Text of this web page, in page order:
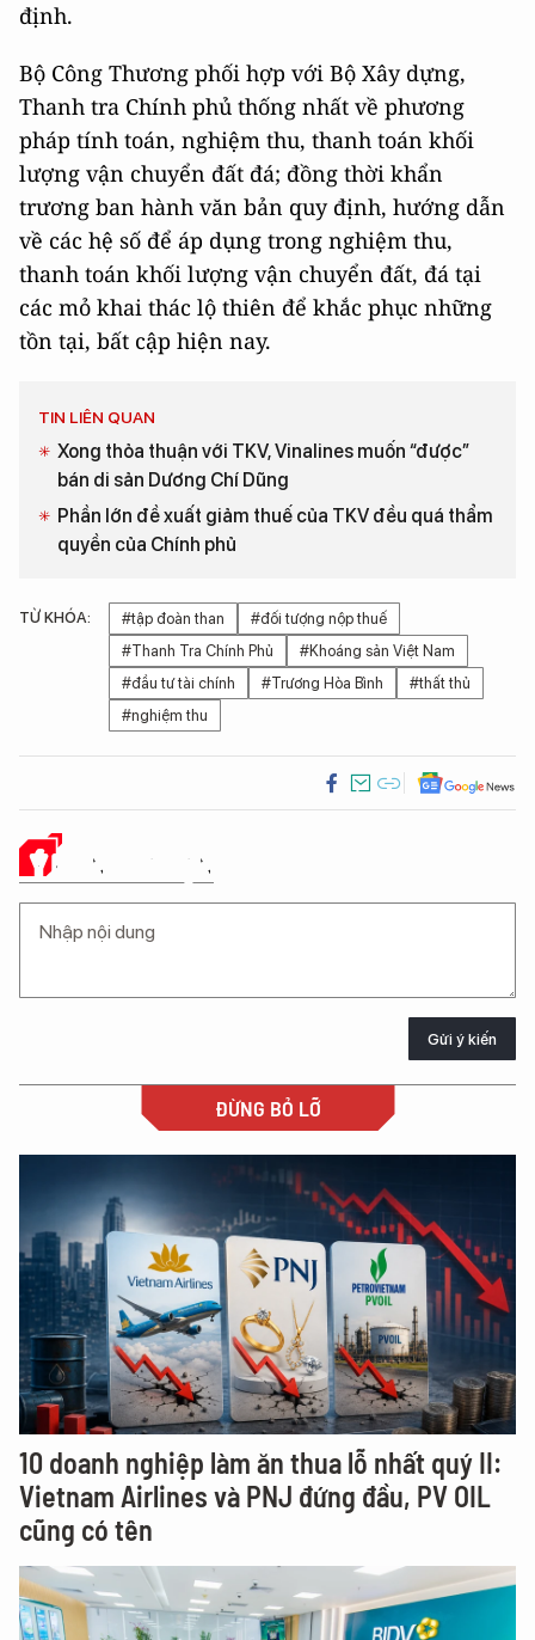
định.
Bộ Công Thương phối hợp với Bộ Xây dựng,
Thanh tra Chính phủ thống nhất về phương
pháp tính toán, nghiệm thu, thanh toán khối
lượng vận chuyển đất đá; đồng thời khẩn
trương ban hành văn bản quy định, hướng dẫn
về các hệ số để áp dụng trong nghiệm thu,
thanh toán khối lượng vận chuyển đất, đá tại
các mỏ khai thác lộ thiên để khắc phục những
tồn tại, bất cập hiện nay.
TIN LIÊN QUAN
Xong thỏa thuận với TKV, Vinalines muốn “được”
bán di sản Dương Chí Dũng
Phần lớn đề xuất giảm thuế của TKV đều quá thẩm
quyền của Chính phủ
TỪ KHÓA: #tập đoàn than
#đối tượng nộp thuế
#Thanh Tra Chính Phủ
#Khoáng sản Việt Nam
#đầu tư tài chính
#Trương Hòa Bình
#thất thủ
#nghiệm thu
Ý KIẾN CỦA BẠN
Gửi ý kiến
ĐỪNG BỎ LỠ
10 doanh nghiệp làm ăn thua lỗ nhất quý II:
Vietnam Airlines và PNJ đứng đầu, PV OIL
cũng có tên